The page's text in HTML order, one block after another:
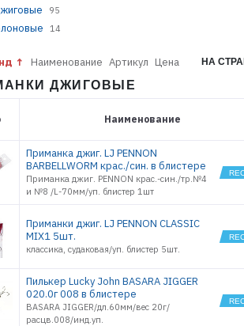
95
14
Наименование Артикул Цена НА
ДЖИГОВЫЕ
Наименование
Приманка джиг. LJ PENNON
BARBELLWORM крас./син. в блистере
Приманка джиг. PENNON крас.-син./тр.№4
и №8 /L-70мм/уп. блистер 1шт
Приманки джиг. LJ PENNON CLASSIC
MIX1 5шт.
классика, судаковая/уп. блистер 5шт.
Пилькер Lucky John BASARA JIGGER
020.0г 008 в блистере
BASARA JIGGER/дл.60мм/вес 20г/
расцв.008/инд.уп.